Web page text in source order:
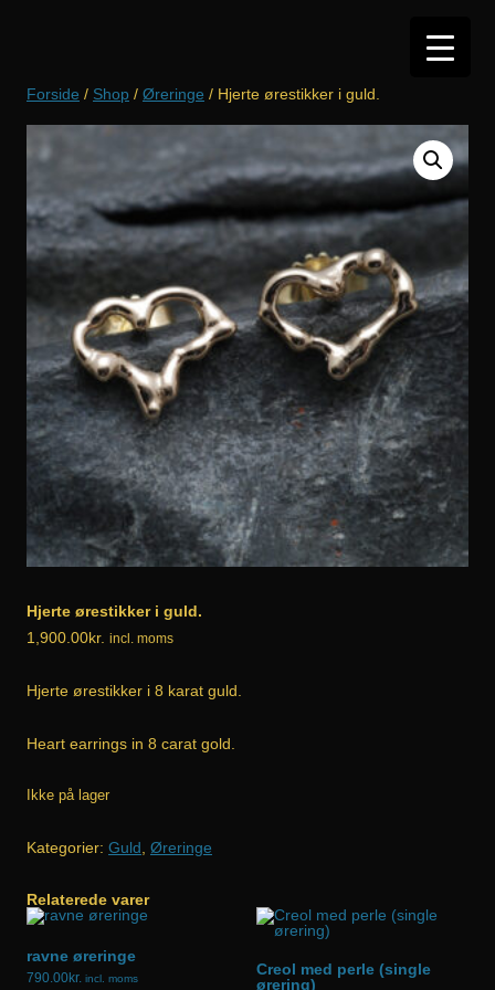
Forside / Shop / Øreringe / Hjerte ørestikker i guld.
Hjerte ørestikker i guld.
1,900.00kr. incl. moms
Hjerte ørestikker i 8 karat guld.
Heart earrings in 8 carat gold.
Ikke på lager
Kategorier: Guld Øreringe
Relaterede varer
ravne øreringe
790.00kr. incl. moms
Creol med perle (single
ørering)